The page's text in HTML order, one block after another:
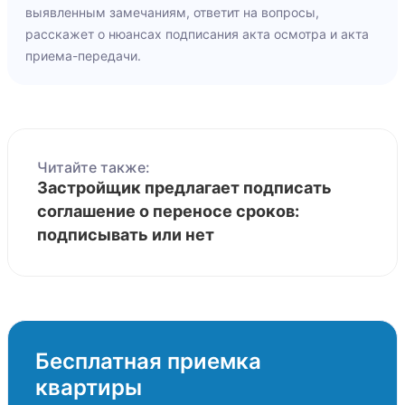
выявленным замечаниям, ответит на вопросы,
расскажет о нюансах подписания акта осмотра и акта
приема-передачи.
Читайте также:
Застройщик предлагает подписать
соглашение о переносе сроков:
подписывать или нет
Бесплатная приемка
квартиры